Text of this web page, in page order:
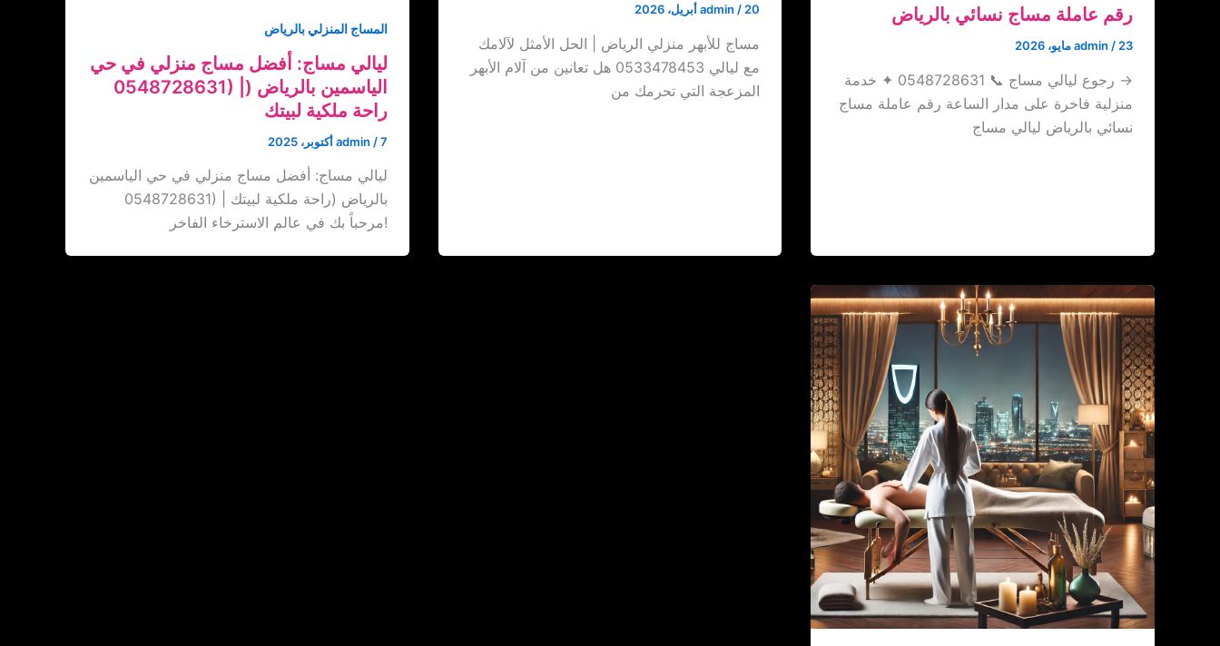
رقم عاملة مساج نسائي بالرياض
admin / 23 مايو، 2026
→ رجوع ليالي مساج 📞 0548728631 ✦ خدمة
منزلية فاخرة على مدار الساعة رقم عاملة مساج
نسائي بالرياض ليالي مساج
admin / 20 أبريل، 2026
مساج للأبهر منزلي الرياض | الحل الأمثل لآلامك
مع ليالي 0533478453 هل تعانين من آلام الأبهر
المزعجة التي تحرمك من
المساج المنزلي بالرياض
ليالي مساج: أفضل مساج منزلي في حي
الياسمين بالرياض (‏‪0548728631) |
راحة ملكية لبيتك
admin /7 أكتوبر، 2025
ليالي مساج: أفضل مساج منزلي في حي الياسمين
بالرياض (‏‪0548728631) | راحة ملكية لبيتك
مرحباً بك في عالم الاسترخاء الفاخر!